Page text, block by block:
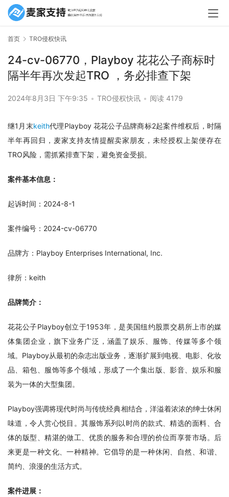
首页 TRO侵权快讯
24-cv-06770，Playboy 花花公子商标时
隔半年再次发起TRO ，务必排查下架
2024年8月3日 下午9:35 • TRO侵权快讯 • 阅读 4179
继1月末keith代理Playboy 花花公子品牌商标2起案件维权后，时隔
半年再回归，麦家支持友情提醒卖家朋友，未经授权上架便存在
TRO风险，需抓紧排查下架，避免资金受损。
案件基本信息：
起诉时间：2024-8-1
案件编号：2024-cv-06770
品牌方：Playboy Enterprises International, Inc.
律所：keith
品牌简介：
花花公子Playboy创立于1953年，是美国纽约股票交易所上市的媒
体集团企业，旗下业务广泛，涵盖了娱乐、服饰、传媒等多个领
域。Playboy从最初的杂志出版业务，逐渐扩展到电视、电影、化妆
品、箱包、服饰等多个领域，形成了一个集出版、影音、娱乐和服
装为一体的大型集团。
Playboy强调将现代时尚与传统经典相结合，洋溢着浓浓的绅士休闲
味道，令人赏心悦目。其服饰系列以时尚的款式、精选的面料、合
体的版型、精湛的做工、优质的服务和合理的价位而享誉市场。后
来更是一种文化、一种精神。它倡导的是一种休闲、自然、和谐、
简约、浪漫的生活方式。
案件进展：